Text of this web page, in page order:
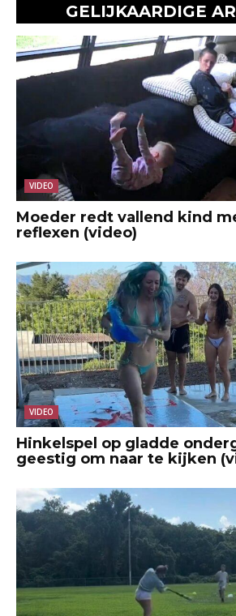
GELIJKAARDIGE
VIDEO
Moeder redt vallend kind
reflexen (video)
VIDEO
Hinkelspel op gladde
geestig om naar te kijken